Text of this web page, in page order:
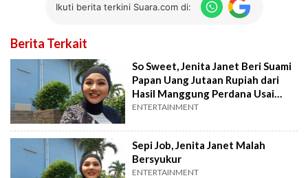
Ikuti berita terkini Suara.com di:
Berita Terkait
So Sweet, Jenita Janet Beri Suami
Papan Uang Jutaan Rupiah dari
Hasil Manggung Perdana Usai
Berhijab
ENTERTAINMENT
Sepi Job, Jenita Janet Malah
Bersyukur
ENTERTAINMENT